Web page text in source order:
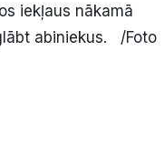
iekļaus nākamā
abiniekus. /Foto